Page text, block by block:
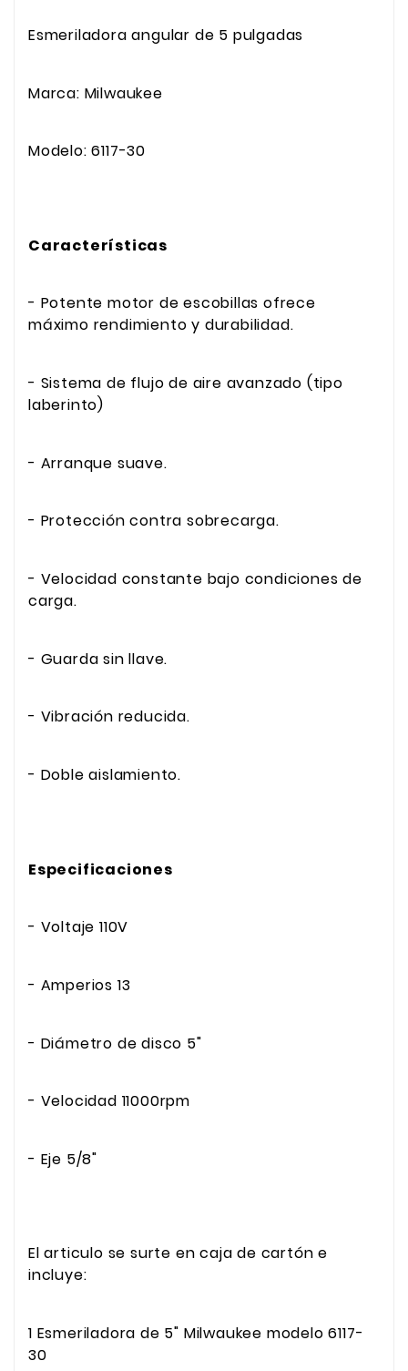
Esmeriladora angular de 5 pulgadas
Marca: Milwaukee
Modelo: 6117-30
Características
- Potente motor de escobillas ofrece
máximo rendimiento y durabilidad.
- Sistema de flujo de aire avanzado (tipo
laberinto)
- Arranque suave.
- Protección contra sobrecarga.
- Velocidad constante bajo condiciones de
carga.
- Guarda sin llave.
- Vibración reducida.
- Doble aislamiento.
Especificaciones
- Voltaje 110V
- Amperios 13
- Diámetro de disco 5"
- Velocidad 11000rpm
- Eje 5/8"
El articulo se surte en caja de cartón e
incluye:
1 Esmeriladora de 5" Milwaukee modelo 6117-
30